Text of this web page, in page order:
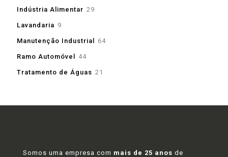
Indústria Alimentar 29
Lavandaria 9
Manutenção Industrial
6464
Ramo Automóvel
4444
Tratamento de Águas 21
Somos uma empresa com mais de 25 anos de